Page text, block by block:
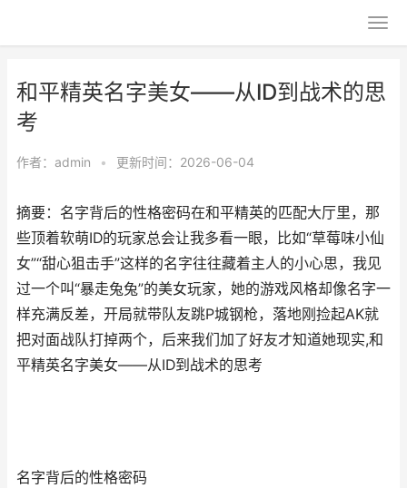
和平精英名字美女——从ID到战术的思
考
作者： admin • 更新时间：2026-06-04
摘要：名字背后的性格密码在和平精英的匹配大厅里，那
些顶着软萌ID的玩家总会让我多看一眼，比如“草莓味小仙
女”“甜心狙击手”这样的名字往往藏着主人的小心思，我见
过一个叫“暴走兔兔”的美女玩家，她的游戏风格却像名字一
样充满反差，开局就带队友跳P城钢枪，落地刚捡起AK就
把对面战队打掉两个，后来我们加了好友才知道她现实,和
平精英名字美女——从ID到战术的思考
名字背后的性格密码